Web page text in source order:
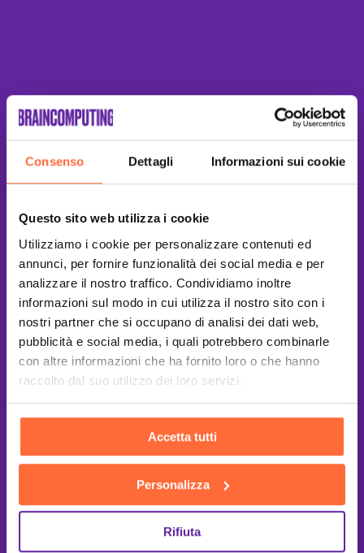
Consenso Dettagli Informazioni sui cookie
Questo sito web utilizza i cookie
Utilizziamo i cookie per personalizzare contenuti ed
annunci, per fornire funzionalità dei social media e per
analizzare il nostro traffico. Condividiamo inoltre
informazioni sul modo in cui utilizza il nostro sito con i
nostri partner che si occupano di analisi dei dati web,
pubblicità e social media, i quali potrebbero combinarle
con altre informazioni che ha fornito loro o che hanno
raccolto dal suo utilizzo dei loro servizi.
Accetta tutti
Personalizza
Rifiuta
and the GooglePrivacy PolicyandTerms of Serviceapply.